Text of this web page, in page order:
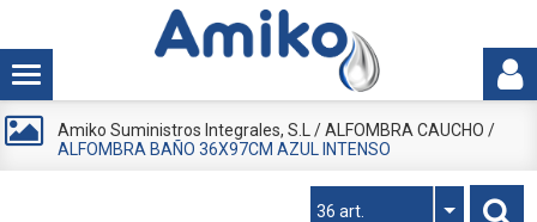
Amiko Suministros Integrales, S.L /ALFOMBRA CAUCHO /
ALFOMBRA BAÑO 36X97CM AZUL INTENSO
36 art.